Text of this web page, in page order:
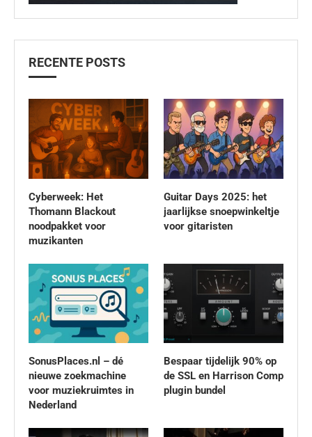
RECENTE POSTS
Cyberweek: Het
Thomann Blackout
noodpakket voor
muzikanten
Guitar Days 2025: het
jaarlijkse snoepwinkeltje
voor gitaristen
SonusPlaces.nl – dé
nieuwe zoekmachine
voor muziekruimtes in
Nederland
Bespaar tijdelijk 90% op
de SSL en Harrison Comp
plugin bundel